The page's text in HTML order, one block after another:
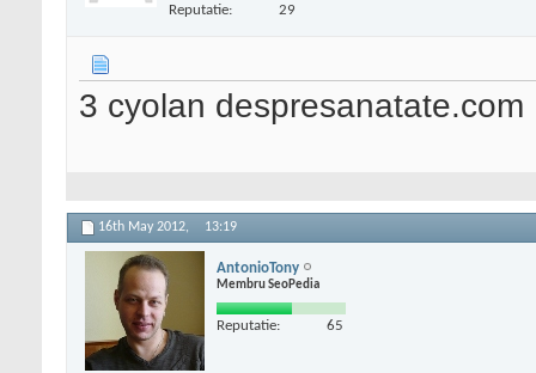
Reputatie: 29
3 cyolan despresanatate.com
16th May 2012, 13:19
AntonioTony
Membru SeoPedia
Reputatie: 65